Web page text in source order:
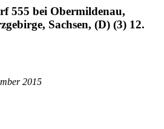
555 bei Obermildenau,
Sachsen, (D) (3) 12.
2015